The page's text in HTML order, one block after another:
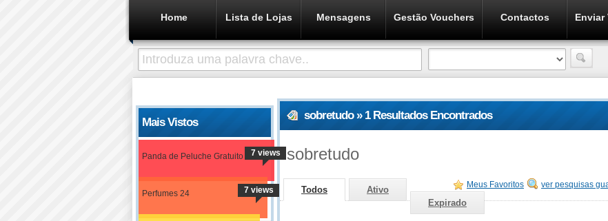
Home Lista de Lojas Mensagens Gestão Vouchers Contactos Enviar
Mais Vistos
Panda de Peluche Gratuito 7 views
Perfumes 24 7 views
sobretudo » 1 Resultados Encontrados
sobretudo
ver pesquisas
Meus Favoritos
Todos
Ativo
Expirado